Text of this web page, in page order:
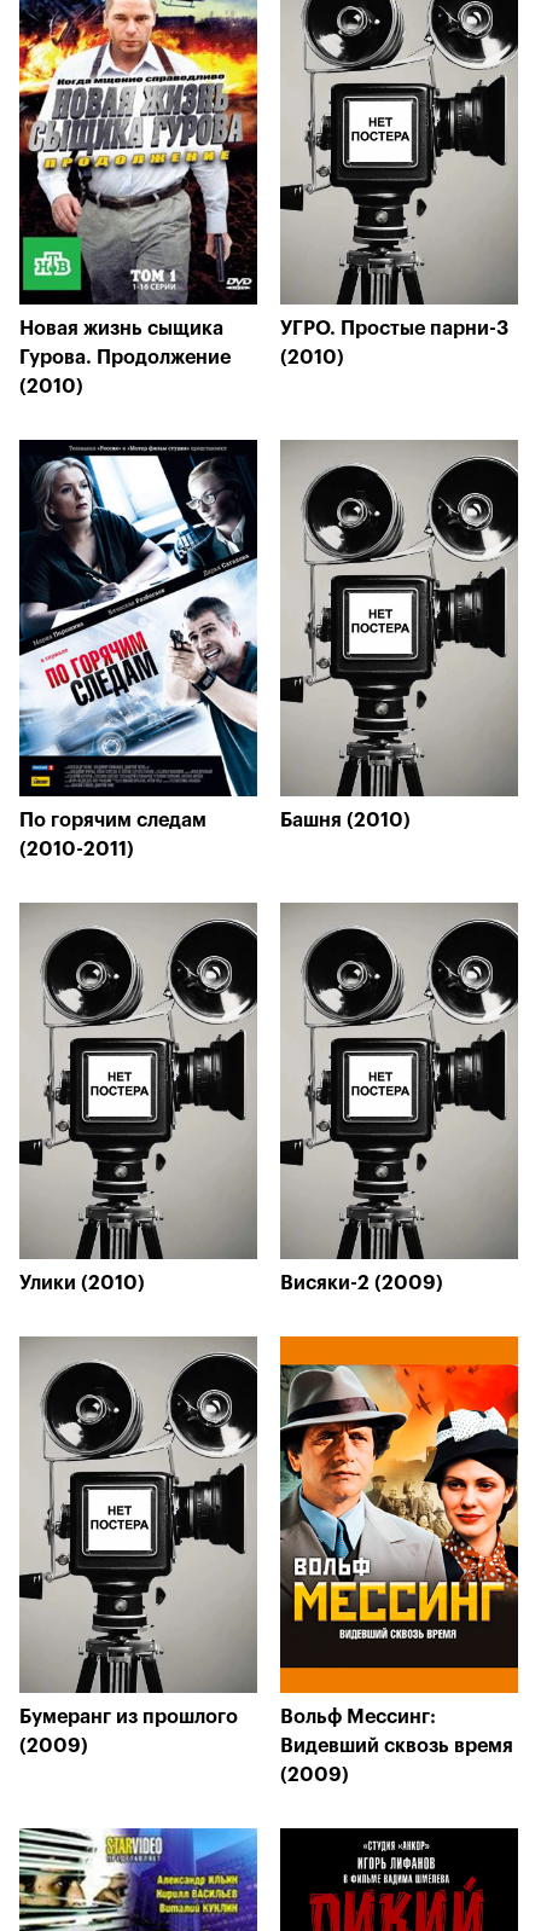
Новая жизнь сыщика
Гурова. Продолжение
(2010)
УГРО. Простые парни-3
(2010)
По горячим следам
(2010-2011)
Башня (2010)
Улики (2010) Висяки-2 (2009)
Бумеранг из прошлого
(2009)
Вольф Мессинг:
Видевший сквозь время
(2009)